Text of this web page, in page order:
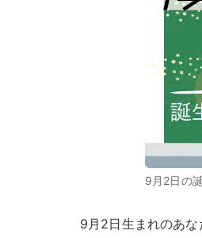
9月2日の
9月2日生まれのあな